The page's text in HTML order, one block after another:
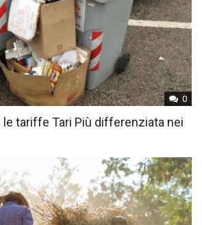
0
le tariffe Tari Più differenziata nei